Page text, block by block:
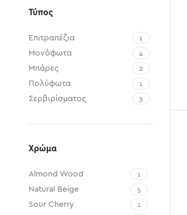
Τύπος
Επιτραπέζια 1
Μονόφωτα 4
Μπάρες 2
Πολύφωτα 1
Σερβιρίσματος 3
Χρώμα
Almond Wood 1
Natural Beige 5
Sour Cherry 1